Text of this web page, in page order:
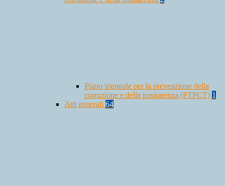
Piano triennale per la prevenzione della
corruzione e della trasparenza (PTPCT) 1
Atti generali 64